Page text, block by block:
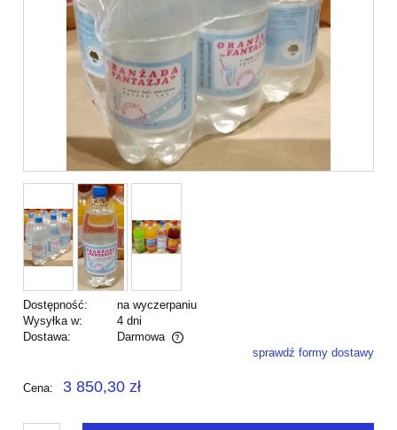
Dostępność:
na wyczerpaniu
Wysyłka w:
4 dni
Dostawa:
Darmowa
Cena nie zawiera ewentualnych kosztów płatnościsprawdź formy dostawy
Cena: 3 850,30 zł